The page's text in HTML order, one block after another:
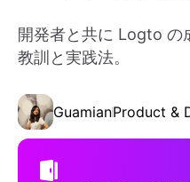
開発者と共に Logto の
教訓と実践法。
GuamianProduct &